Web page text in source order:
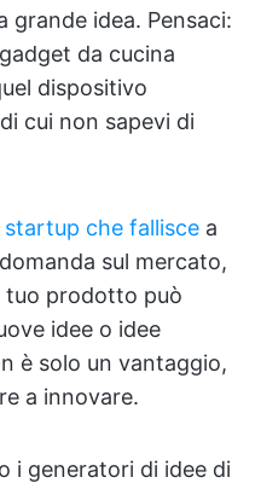
grande idea. Pensaci:
da cucina
dispositivo
cui non sapevi di
startup che fallisce a
sul mercato,
tuo prodotto può
idee o idee
è solo un vantaggio,
a innovare.
i generatori di idee di